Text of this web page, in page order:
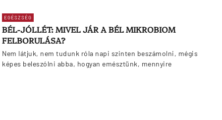
EGÉSZSÉG
BÉL-JÓLLÉT: MIVEL JÁR A BÉL MIKROBIOM
FELBORULÁSA?
Nem látjuk, nem tudunk róla napi szinten beszámolni, mégis
képes beleszólni abba, hogyan emésztünk, mennyire